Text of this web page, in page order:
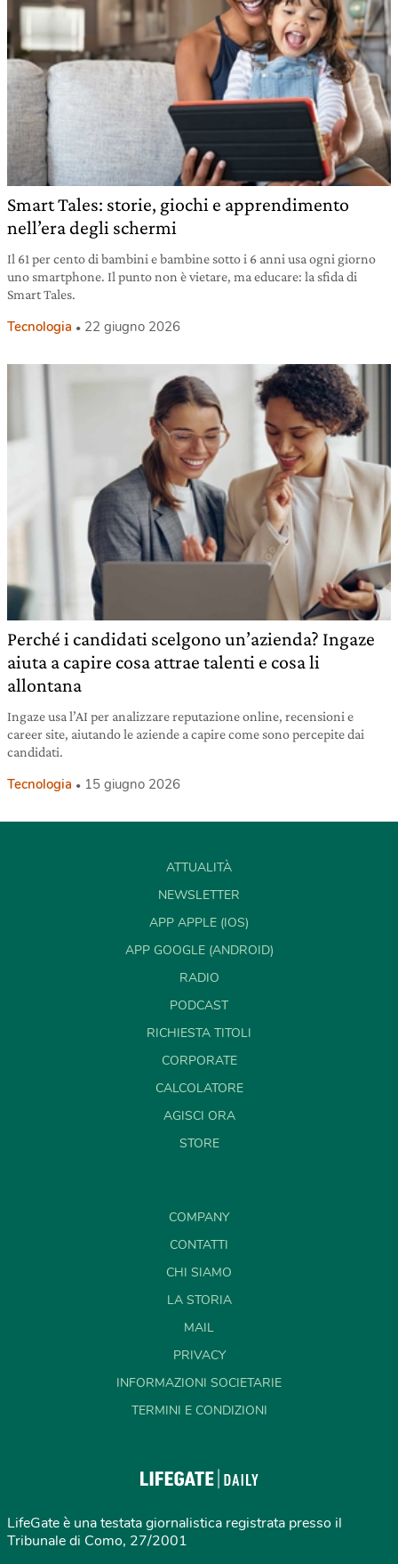
Smart Tales: storie, giochi e apprendimento
nell’era degli schermi
Il 61 per cento di bambini e bambine sotto i 6 anni usa ogni giorno
uno smartphone. Il punto non è vietare, ma educare: la sfida di
Smart Tales.
Tecnologia 22 giugno 2026
Perché i candidati scelgono un’azienda? Ingaze
aiuta a capire cosa attrae talenti e cosa li
allontana
Ingaze usa l’AI per analizzare reputazione online, recensioni e
career site, aiutando le aziende a capire come sono percepite dai
candidati.
Tecnologia 15 giugno 2026
ATTUALITÀ
NEWSLETTER
APP APPLE (IOS)
APP GOOGLE (ANDROID)
RADIO
PODCAST
RICHIESTA TITOLI
CORPORATE
CALCOLATORE
AGISCI ORA
STORE
COMPANY
CONTATTI
CHI SIAMO
LA STORIA
MAIL
PRIVACY
INFORMAZIONI SOCIETARIE
TERMINI E CONDIZIONI
LifeGate è una testata giornalistica registrata presso il
Tribunale di Como, 27/2001